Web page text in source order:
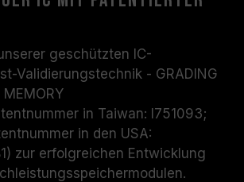
geschützten IC-
Validierungstechnik - GRADING
MEMORY
in Taiwan: I751093;
in den USA:
zur erfolgreichen Entwicklung